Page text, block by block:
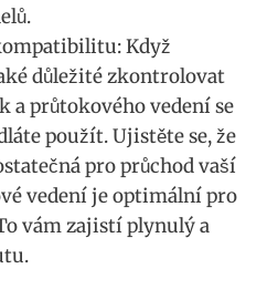
Když
důležité zkontrolovat
průtokového vedení ‍se
použít.‍ Ujistěte⁤ se, ⁤že
‍pro​ průchod​ vaší
vedení je optimální ​pro
vám zajistí ⁣plynulý​ a